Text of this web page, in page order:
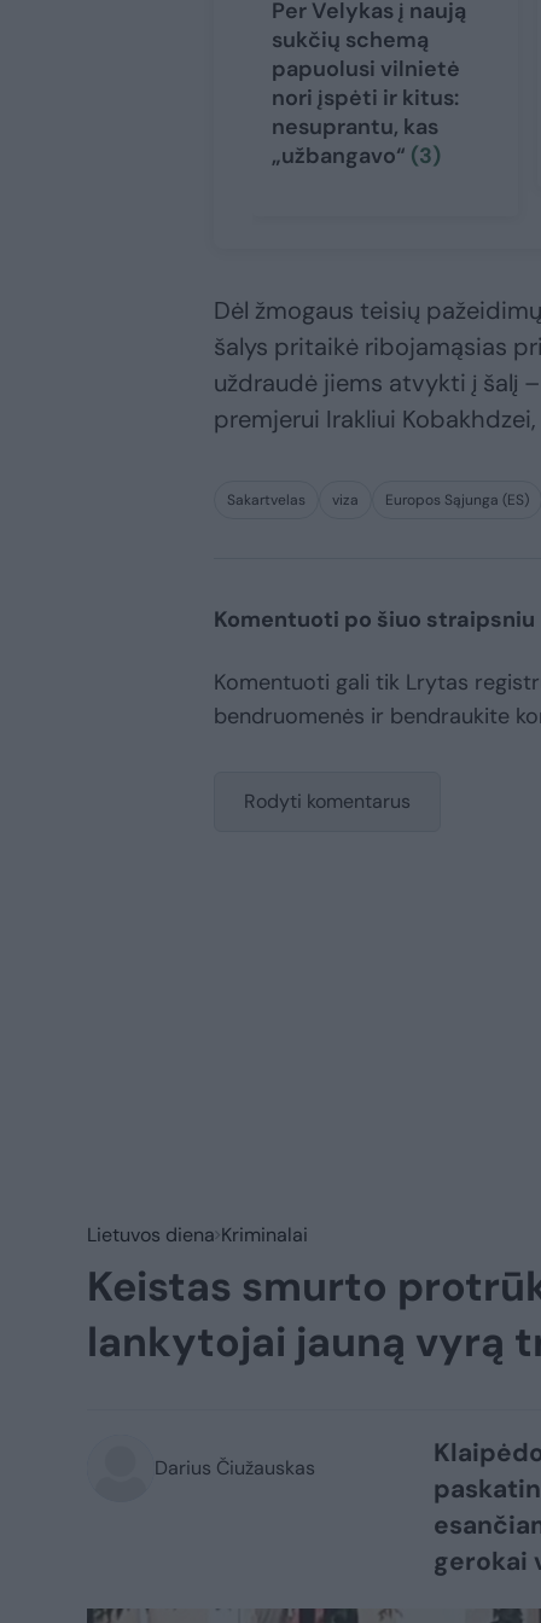
Per Velykas į naują
sukčių schemą
papuolusi vilnietė
nori įspėti ir kitus:
nesuprantu, kas
„užbangavo“ (3)
Dėl žmogaus teisių
šalys pritaikė ribojamąsias
uždraudė jiems atvykti į šalį
premjerui Irakliui
Sakartvelas viza Europos Sąjunga (ES)
Komentuoti po šiuo straipsniu
Komentuoti gali tik Lrytas
bendruomenės ir bendraukite
Rodyti komentarus
Lietuvos diena Kriminalai
Keistas smurto
lankytojai jauną vyrą
Darius Čiužauskas
gerokai